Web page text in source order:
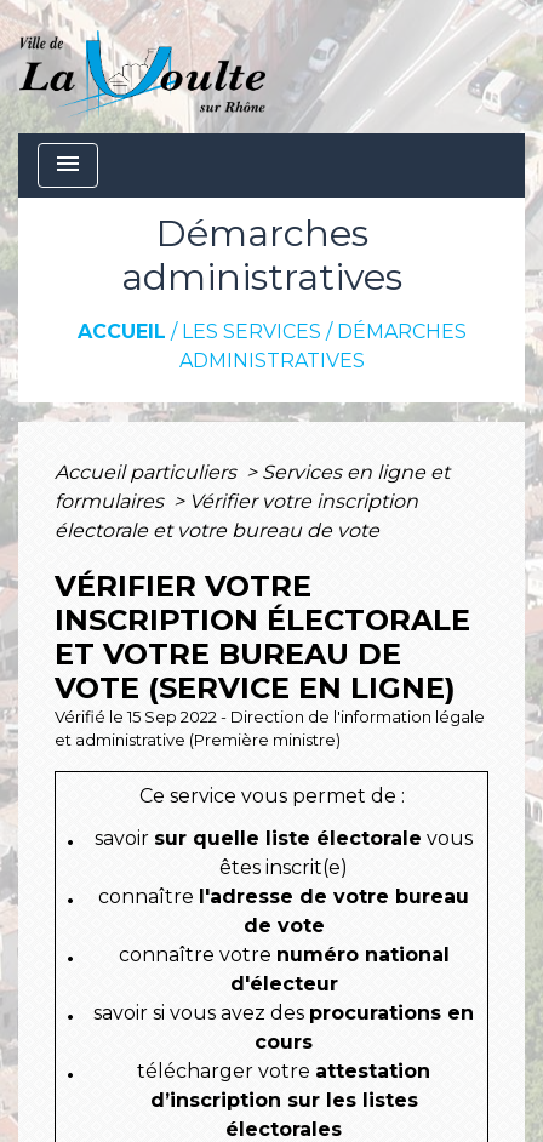
menu
Démarches
administratives
ACCUEIL / LES SERVICES / DÉMARCHES
ADMINISTRATIVES
Accueil particuliers > Services en ligne et
formulaires > Vérifier votre inscription
électorale et votre bureau de vote
VÉRIFIER VOTRE
INSCRIPTION ÉLECTORALE
ET VOTRE BUREAU DE
VOTE (SERVICE EN LIGNE)
Vérifié le 15 Sep 2022 - Direction de l'information légale
et administrative (Première ministre)
Ce service vous permet de :
savoir sur quelle liste électorale vous
êtes inscrit(e)
connaître l'adresse de votre bureau
de vote
connaître votre numéro national
d'électeur
savoir si vous avez des procurations en
cours
télécharger votre attestation
d’inscription sur les listes
électorales